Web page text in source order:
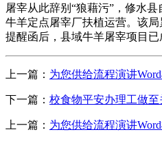
屠宰从此辞别“狼藉污”，修水
牛羊定点屠宰厂扶植运营。该
提醒函后，县域牛羊屠宰项目已
上一篇： 为您供给流程演讲
下一篇： 校食物平安办理工做至
上一篇： 为您供给流程演讲